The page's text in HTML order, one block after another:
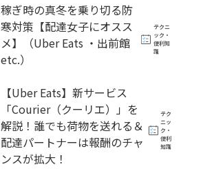
稼ぎ時の真冬を乗り切る防
寒対策【配達女子にオスス
メ】（Uber Eats ・出前館
etc.）
テクニ
ック・
便利知
識
【Uber Eats】新サービス
「Courier（クーリエ）」を
解説！誰でも荷物を送れる＆
配達パートナーは報酬のチャ
ンスが拡大！
テク
ニッ
ク・
便利
知識